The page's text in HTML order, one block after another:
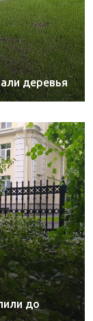
деревья
до